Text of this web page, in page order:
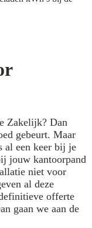
Zakelijk? Dan
gebeurt. Maar
al een keer bij je
jouw kantoorpand
niet voor
al deze
offerte
gaan we aan de